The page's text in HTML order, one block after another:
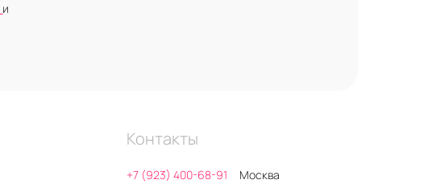
и
Контакты
+7 (923) 400-68-91
Москва